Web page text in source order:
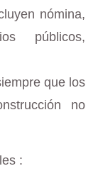
nómina,
públicos,
que los
no
: